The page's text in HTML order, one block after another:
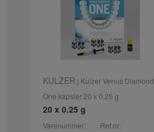
KULZER | Kulzer Venus Diamond
One kapsler 20 x 0.25 g
20 x 0.25 g
Varenummer: Ref.nr: